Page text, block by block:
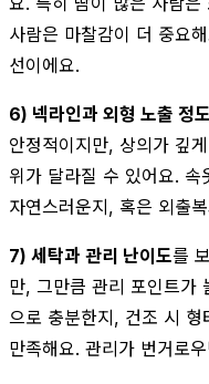
사람은 마찰감이 더 중요
선이에요.
6) 넥라인과 외형 노출 정도
안정적이지만, 상의가 깊
위가 달라질 수 있어요. 속
자연스러운지, 혹은 외출
7) 세탁과 관리 난이도를
만, 그만큼 관리 포인트가
으로 충분한지, 건조 시 형
만족해요. 관리가 번거로